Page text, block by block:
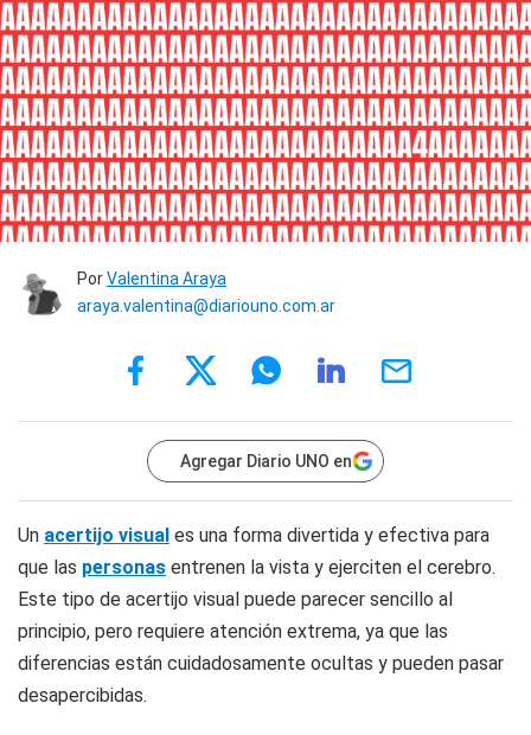
PorValentina Araya
araya.valentina@diariouno.com.ar
Agregar Diario UNO en
Un acertijo visual es una forma divertida y efectiva para
que las personas entrenen la vista y ejerciten el cerebro.
Este tipo de acertijo visual puede parecer sencillo al
principio, pero requiere atención extrema, ya que las
diferencias están cuidadosamente ocultas y pueden pasar
desapercibidas.